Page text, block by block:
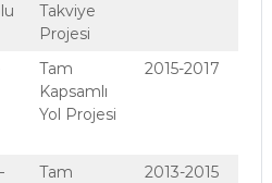
Takviye
Projesi
Tam
Kapsamlı
Yol Projesi
2015-2017
Tam
2013-2015